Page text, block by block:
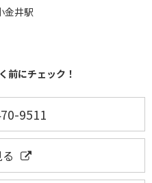
金井駅
前にチェック！
9511